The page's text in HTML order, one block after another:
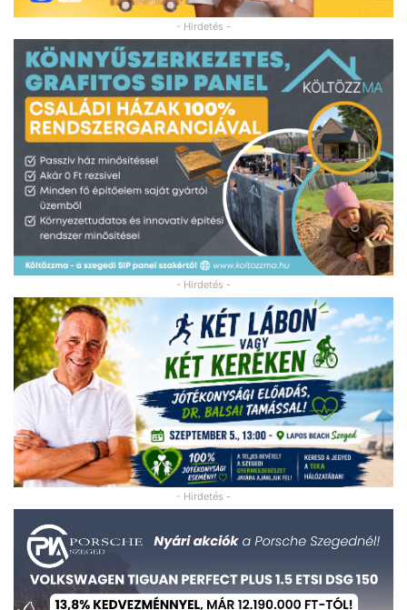
- Hirdetés -
- Hirdetés -
- Hirdetés -